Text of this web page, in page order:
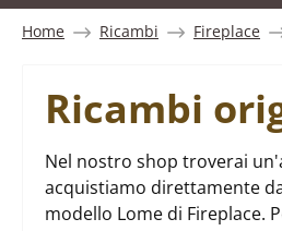
Home Ricambi Fireplace
Ricambi
Nel nostro shop troverai
acquistiamo direttamente
modello Lome di Fireplace.